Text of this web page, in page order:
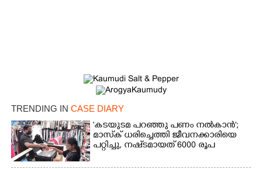
TRENDING IN CASE DIARY
'കടയുടമ പറഞ്ഞു പണം നൽകാൻ';
മാസ്‌ക് ധരിച്ചെത്തി ജീവനക്കാരിയെ
പറ്റിച്ചു, നഷ്‌ടമായത് 6000 രൂപ